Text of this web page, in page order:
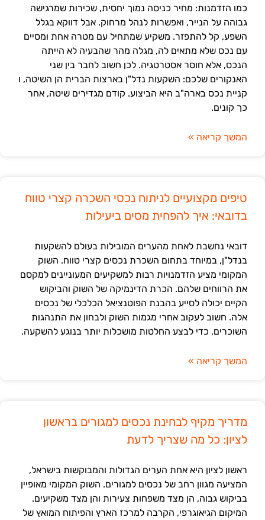
כמו הזדמנות: מחיר כניסה נמוך יחסית, שכירות שמרגישה
גבוהה על הנייר, ואפשרות לנהל מרחוק. אבל דווקא בגלל
השפע, קל להתפזר. משקיע שמתחיל עם מטרה אחת ומסיים
עם נכס שלא מתאים לה, מגלה מהר שהבעיה לא הייתה
הנכס, אלא חוסר אסטרטגיה. לכן חשוב לחבר בין שני
האנקורים שלכם: השקעות נדל"ן בארצות הברית הן השיטה, ו
קניית נכס בארה"ב היא הביצוע. קודם מגדירים שיטה, אחר
כך קונים.
המשך קריאה »
טיפים מקצועיים לניתוח נכסי השכרה קצרי טווח
בדובאי: איך להפחית מסים ביעילות
דובאי נחשבת לאחת מהערים המובילות בעולם להשקעות
בנדל"ן, במיוחד בתחום השכרת נכסים קצרי טווח. השוק
המקומי מציע הזדמנויות רבות למשקיעים המעוניינים למקסם
את הרווחים שלהם. הכרת הדינמיקה של השוק והביקוש
הקיים יכולה לסייע בהבנת הפוטנציאל הכלכלי של נכסים
אלה. חשוב לעקוב אחרי מגמות השוק ולבחון את התנהגות
השוכרים, כדי לבצע החלטות מושכלות יותר בנוגע להשקעה.
המשך קריאה »
מדריך מקיף לבחינת נכסים למגורים בראשון
לציון: כל מה שצריך לדעת
ראשון לציון היא אחת הערים הגדולות והמבוקשות בישראל,
המציעה מגוון רחב של נכסים למגורים. השוק המקומי מאופיין
בביקוש גבוה, הן מצד משפחות צעירות והן מצד משקיעים.
המיקום הגיאוגרפי, הקרבה למרכז הארץ והפיתוח המואץ של